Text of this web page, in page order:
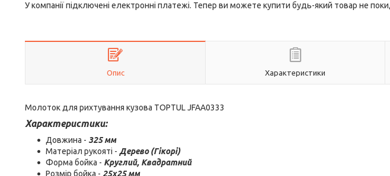
У компанії підключені електронні платежі. Тепер ви можете купити будь-який товар не
Опис Характеристики
Молоток для рихтування кузова TOPTUL JFAA0333
Характеристики:
Довжина - 325 мм
Матеріал рукояті - Дерево (Гікорі)
Форма бойка - Круглий, Квадратний
Розмір бойка - 25x25 мм